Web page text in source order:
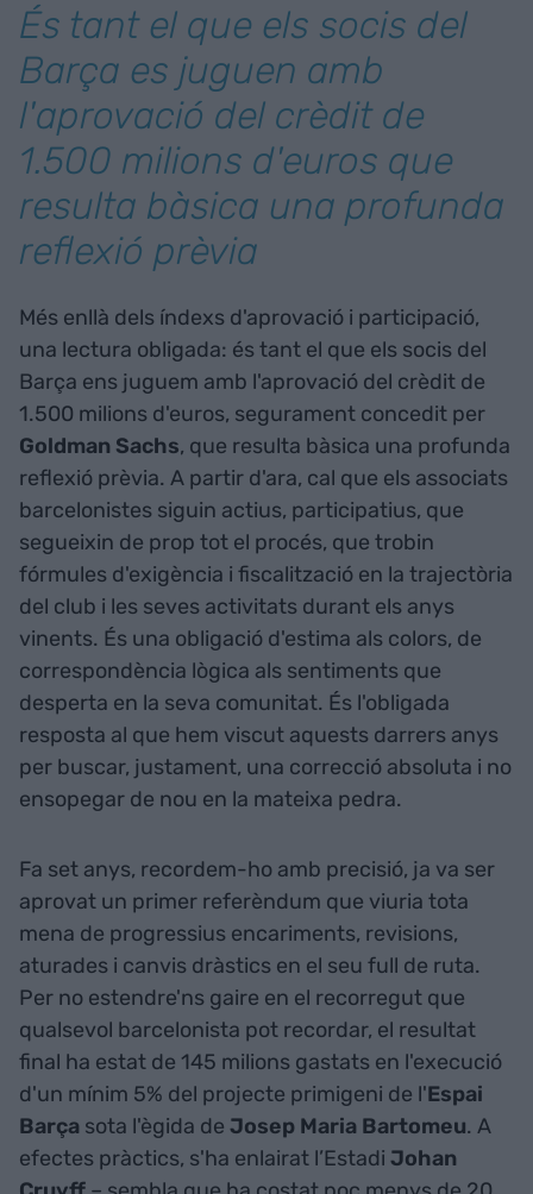
És tant el que els socis del
Barça es juguen amb
l'aprovació del crèdit de
1.500 milions d'euros que
resulta bàsica una profunda
reflexió prèvia
Més enllà dels índexs d'aprovació i participació,
una lectura obligada: és tant el que els socis del
Barça ens juguem amb l'aprovació del crèdit de
1.500 milions d'euros, segurament concedit per
Goldman Sachs, que resulta bàsica una profunda
reflexió prèvia. A partir d'ara, cal que els associats
barcelonistes siguin actius, participatius, que
segueixin de prop tot el procés, que trobin
fórmules d'exigència i fiscalització en la trajectòria
del club i les seves activitats durant els anys
vinents. És una obligació d'estima als colors, de
correspondència lògica als sentiments que
desperta en la seva comunitat. És l'obligada
resposta al que hem viscut aquests darrers anys
per buscar, justament, una correcció absoluta i no
ensopegar de nou en la mateixa pedra.
Fa set anys, recordem-ho amb precisió, ja va ser
aprovat un primer referèndum que viuria tota
mena de progressius encariments, revisions,
aturades i canvis dràstics en el seu full de ruta.
Per no estendre'ns gaire en el recorregut que
qualsevol barcelonista pot recordar, el resultat
final ha estat de 145 milions gastats en l'execució
d'un mínim 5% del projecte primigeni de l'Espai
Barça sota l'ègida de Josep Maria Bartomeu. A
efectes pràctics, s'ha enlairat l’Estadi Johan